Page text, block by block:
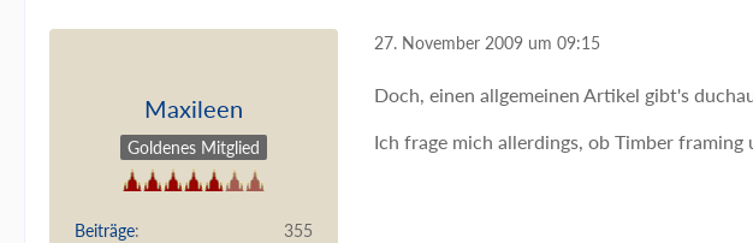
Maxileen
Goldenes Mitglied
Beiträge
355
27. November 2009 um 09:15
Doch, einen allgemeinen Artikel gibt's
Ich frage mich allerdings, ob Timber